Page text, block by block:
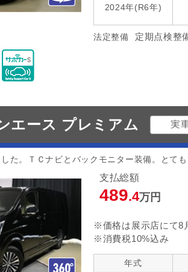
2024年(R6年)
法定整備 定期点検整
エース プレミアム
た。ＴＣナビとバックモニター装備。とて
支払総額
489.4万円
※価格は展示店にて8
※消費税10%込み
年式